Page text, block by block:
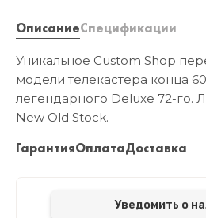
ОписаниеСпецификации
Уникальное Custom Shop
модели телекастера конца
легендарного Deluxe 72-го.
New Old Stock.
ГарантияОплатаДоставка
Уведомить о